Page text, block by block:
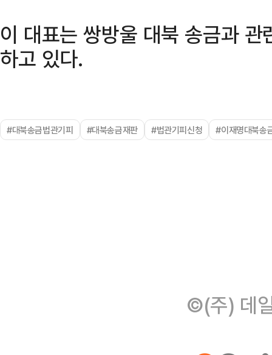
이 대표는 쌍방울 대북 송금과
하고 있다.
#대북송금법관기피 #대북송금재판 #법관기피신청 #이재명대북송
©(주) 데